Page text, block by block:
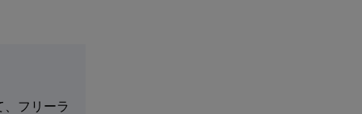
フリーラ